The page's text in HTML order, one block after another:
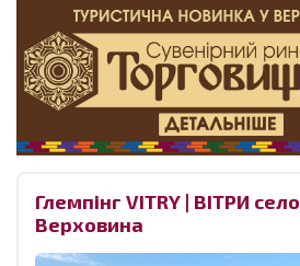
Глемпінг VITRY | ВІТРИ
Верховина